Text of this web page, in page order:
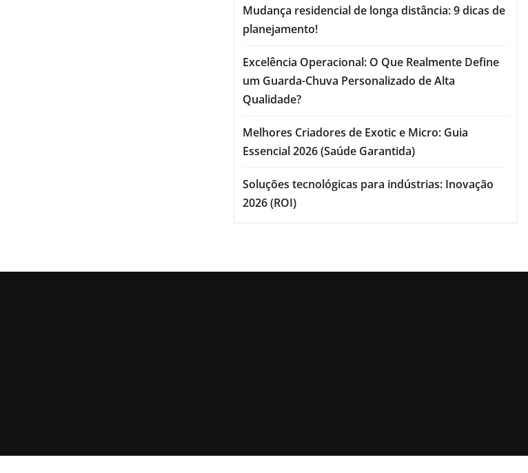
Mudança residencial de longa distância: 9 dicas de
planejamento!
Excelência Operacional: O Que Realmente Define
um Guarda-Chuva Personalizado de Alta
Qualidade?
Melhores Criadores de Exotic e Micro: Guia
Essencial 2026 (Saúde Garantida)
Soluções tecnológicas para indústrias: Inovação
2026 (ROI)